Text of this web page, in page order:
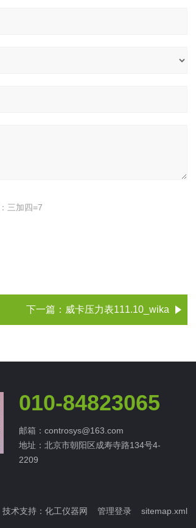
三加四=7
下一篇： 威卡压力表111.10_wika
010-84823065
邮箱：controsys@163.com
地址：北京市朝阳区成寿寺路134号4-
2209
技术支持： 化工仪器网 管理登录 sitemap.xml